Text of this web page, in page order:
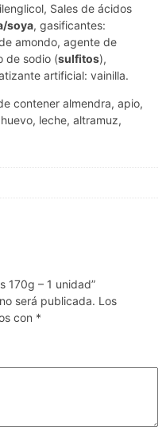
Sales de ácidos
soya, gasificantes:
amondo, agente de
de sodio (sulfitos),
artificial: vainilla.
contener almendra, apio,
leche, altramuz,
170g – 1 unidad”
será publicada. Los
con *